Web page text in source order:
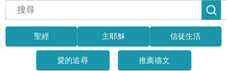
聖經 主耶穌 信徒生活
愛的追尋 推薦禱文